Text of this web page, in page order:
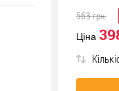
563грн.
Ціна